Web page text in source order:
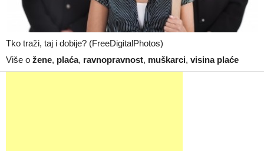
Tko traži, taj i dobije? (FreeDigitalPhotos)
Više o žene, plaća, ravnopravnost, muškarci, visina plaće